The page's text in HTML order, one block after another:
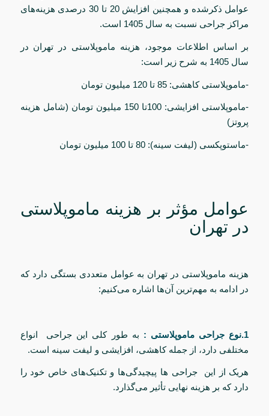
عوامل ذکرشده و همچنین افزایش 20 تا 30 درصدی هزینه‌های
مراکز جراحی نسبت به سال 1405 است.
بر اساس اطلاعات موجود، هزینه ماموپلاستی در تهران در
سال 1405 به شرح زیر است:
-ماموپلاستی کاهشی: 85 تا 120 میلیون تومان
-ماموپلاستی افزایشی: 100تا 150 میلیون تومان (شامل هزینه
پروتز)
-ماستوپکسی (لیفت سینه): 80 تا 100 میلیون تومان
عوامل مؤثر بر هزینه ماموپلاستی
در تهران
هزینه ماموپلاستی در تهران به عوامل متعددی بستگی دارد که
در ادامه به مهم‌ترین آن‌ها اشاره می‌کنیم:
1.نوع جراحی ماموپلاستی :
به طور کلی این جراحی انواع
مختلفی دارد، از جمله کاهشی، افزایشی و لیفت سینه است.
هریک از این جراحی ها پیچیدگی‌ها و تکنیک‌های خاص خود را
دارد که بر هزینه نهایی تأثیر می‌گذارد.